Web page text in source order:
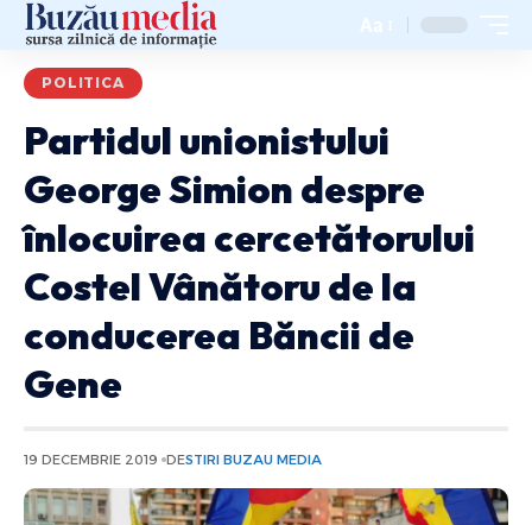
Aa
POLITICA
Partidul unionistului
George Simion despre
înlocuirea cercetătorului
Costel Vânătoru de la
conducerea Băncii de
Gene
19 DECEMBRIE 2019 DESTIRI BUZAU MEDIA